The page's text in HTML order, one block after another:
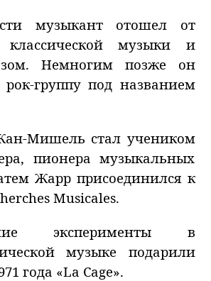
музыкант отошел от
классической музыки и
Немногим позже он
рок-группу под названием
Мишель стал учеником
пионера музыкальных
Жарр присоединился к
Musicales.
эксперименты в
музыке подарили
года «La Cage».